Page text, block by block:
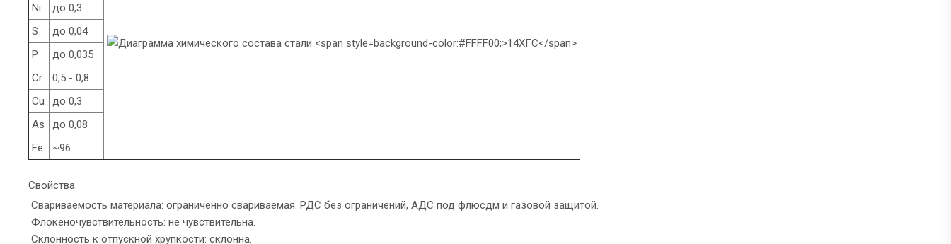
Ni
до 0,3
S
до 0,04
P
до 0,035
Cr
0,5 - 0,8
Cu
до 0,3
As
до 0,08
Fe
~96
Свойства
Свариваемость материала: ограниченно свариваемая. РДС без ограничений, АДС под флюсдм и газовой защитой.
Флокеночувствительность: не чувствительна.
Склонность к отпускной хрупкости: склонна.